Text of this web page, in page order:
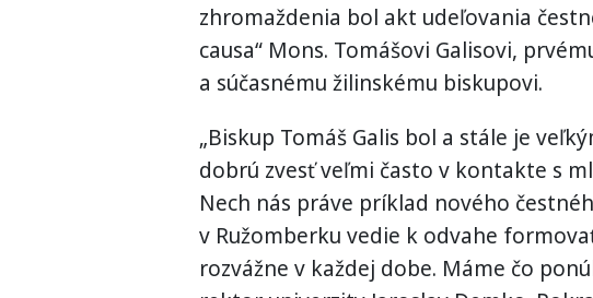
zhromaždenia bol akt udeľovania
causa“ Mons. Tomášovi Galisovi,
a súčasnému žilinskému biskupovi.
„Biskup Tomáš Galis bol a stále je
dobrú zvesť veľmi často v kontakte s
Nech nás práve príklad nového
v Ružomberku vedie k odvahe
rozvážne v každej dobe. Máme čo